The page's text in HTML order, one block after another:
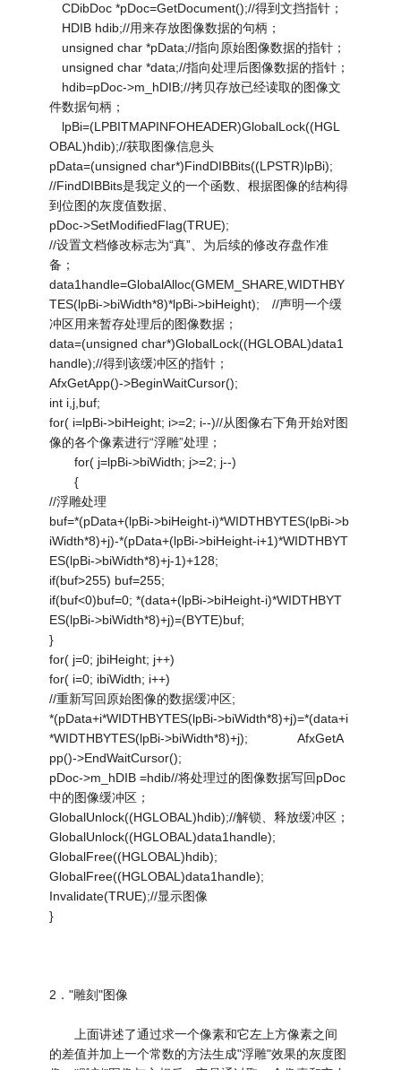
CDibDoc *pDoc=GetDocument();//得到文挡指针；
HDIB hdib;//用来存放图像数据的句柄；
unsigned char *pData;//指向原始图像数据的指针；
unsigned char *data;//指向处理后图像数据的指针；
hdib=pDoc->m_hDIB;//拷贝存放已经读取的图像文
件数据句柄；
lpBi=(LPBITMAPINFOHEADER)GlobalLock((HGL
OBAL)hdib);//获取图像信息头
pData=(unsigned char*)FindDIBBits((LPSTR)lpBi);
//FindDIBBits是我定义的一个函数、根据图像的结构得
到位图的灰度值数据、
pDoc->SetModifiedFlag(TRUE);
//设置文档修改标志为“真”、为后续的修改存盘作准
备；
data1handle=GlobalAlloc(GMEM_SHARE,WIDTHBY
TES(lpBi->biWidth*8)*lpBi->biHeight); //声明一个缓
冲区用来暂存处理后的图像数据；
data=(unsigned char*)GlobalLock((HGLOBAL)data1
handle);//得到该缓冲区的指针；
AfxGetApp()->BeginWaitCursor();
int i,j,buf;
for( i=lpBi->biHeight; i>=2; i--)//从图像右下角开始对图
像的各个像素进行“浮雕”处理；
for( j=lpBi->biWidth; j>=2; j--)
{
//浮雕处理
buf=*(pData+(lpBi->biHeight-i)*WIDTHBYTES(lpBi->b
iWidth*8)+j)-*(pData+(lpBi->biHeight-i+1)*WIDTHBYT
ES(lpBi->biWidth*8)+j-1)+128;
if(buf>255) buf=255;
if(buf<0)buf=0; *(data+(lpBi->biHeight-i)*WIDTHBYT
ES(lpBi->biWidth*8)+j)=(BYTE)buf;
}
for( j=0; jbiHeight; j++)
for( i=0; ibiWidth; i++)
//重新写回原始图像的数据缓冲区;
*(pData+i*WIDTHBYTES(lpBi->biWidth*8)+j)=*(data+i
*WIDTHBYTES(lpBi->biWidth*8)+j); AfxGetA
pp()->EndWaitCursor();
pDoc->m_hDIB =hdib//将处理过的图像数据写回pDoc
中的图像缓冲区；
GlobalUnlock((HGLOBAL)hdib);//解锁、释放缓冲区；
GlobalUnlock((HGLOBAL)data1handle);
GlobalFree((HGLOBAL)hdib);
GlobalFree((HGLOBAL)data1handle);
Invalidate(TRUE);//显示图像
}
2．"雕刻"图像
上面讲述了通过求一个像素和它左上方像素之间
的差值并加上一个常数的方法生成"浮雕"效果的灰度图